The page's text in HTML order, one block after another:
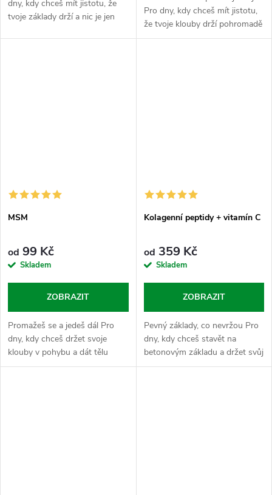
dny, kdy chceš mít jistotu, že
tvoje základy drží a nic je jen
Pro dny, kdy chceš mít jistotu,
že tvoje klouby drží pohromadě
i při pořádný zátěži. Žraločí
MSM
od 99 Kč
Skladem
ZOBRAZIT
Promažeš se a jedeš dál Pro
dny, kdy chceš držet svoje
klouby v pohybu a dát tělu
jednoduchý sírový základ bez
Kolagenní peptidy + vitamín C
od 359 Kč
Skladem
ZOBRAZIT
Pevný základy, co nevržou Pro
dny, kdy chceš stavět na
betonovým základu a držet svůj
pohyb i vzhled pod kontrolou